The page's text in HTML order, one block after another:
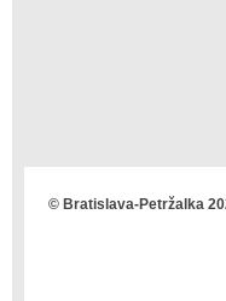
© Bratislava-Petržalka